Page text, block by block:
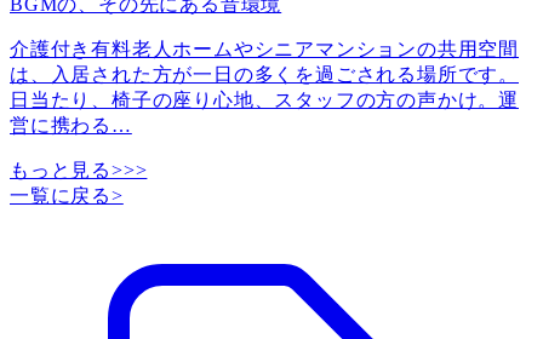
介護付き有料老人ホームやシニアマンションの共用空間
は、入居された方が一日の多くを過ごされる場所です。
日当たり、椅子の座り心地、スタッフの方の声かけ。運
営に携わる …
もっと見る>>>
一覧に戻る>